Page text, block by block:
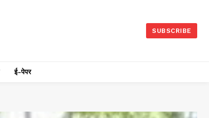
SUBSCRIBE
ई-पेपर